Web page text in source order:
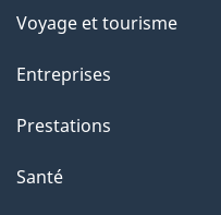
t
t
a
Voyage et tourisme
Entreprises
Prestations
Santé